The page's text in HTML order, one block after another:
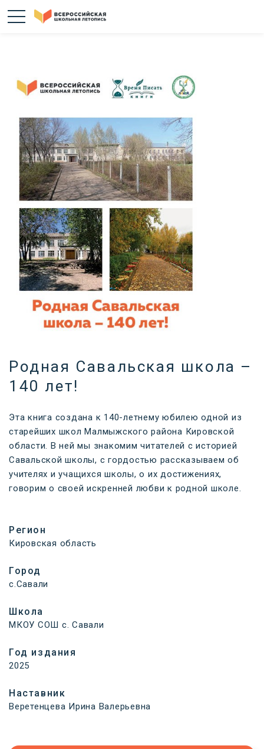
Родная Савальская школа –
140 лет!
Эта книга создана к 140-летнему юбилею одной из
старейших школ Малмыжского района Кировской
области. В ней мы знакомим читателей с историей
Савальской школы, с гордостью рассказываем об
учителях и учащихся школы, о их достижениях,
говорим о своей искренней любви к родной школе.
Регион
Кировская область
Город
с.Савали
Школа
МКОУ СОШ с. Савали
Год издания
2025
Наставник
Веретенцева Ирина Валерьевна